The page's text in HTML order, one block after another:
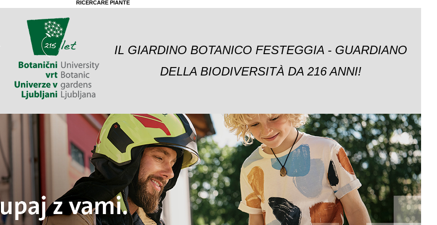
RICERCARE PIANTE
IL GIARDINO BOTANICO FESTEGGIA - GUARDIANO
DELLA BIODIVERSITÀ DA 216 ANNI!